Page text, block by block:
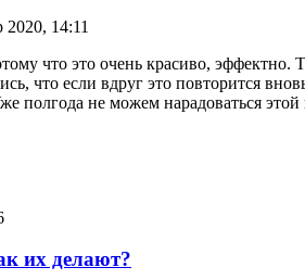
2020, 14:11
что это очень красиво,
что если вдруг это повторится
полгода не можем нарадоваться
их делают?